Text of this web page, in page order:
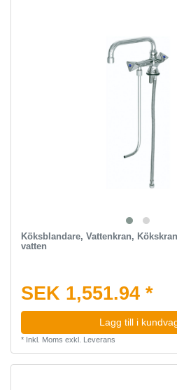
Köksblandare, Vattenkran,
vatten
SEK 1,551.94 *
Lagg till i
* Inkl. Moms exkl. Leverans